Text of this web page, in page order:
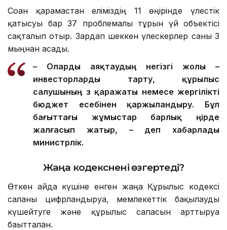
Соған қарамастан еліміздің 11 өңірінде үлестік
қатысуы бар 37 проблемалы тұрғын үй объектісі
сақталып отыр. Зардап шеккен үлескерлер саны 3
мыңнан асады.
– Оларды аяқтаудың негізгі жолы –
инвесторларды тарту, құрылыс
салушының өз қаражаты немесе жергілікті
бюджет есебінен қаржыландыру. Бұл
бағыттағы жұмыстар барлық өңірде
жалғасып жатыр, – деп хабарлады
министрлік.
Жаңа кодекснені өзгертеді?
Өткен айда күшіне енген жаңа Құрылыс кодексі
саланы цифрландыруға, мемлекеттік бақылауды
күшейтуге және құрылыс сапасын арттыруға
бағытталған.